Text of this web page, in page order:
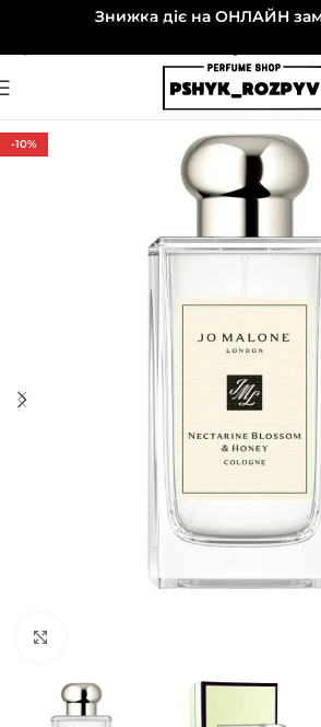
Перейти до навігаціїЗнижка діє на ОНЛАЙН
-10%